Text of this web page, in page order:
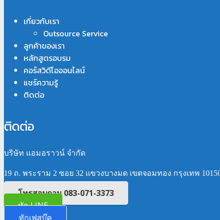
เกี่ยวกับเรา
Outsource Service
ลูกค้าของเรา
หลักสูตรอบรม
คอร์สวิดีโอออนไลน์
แชร์ความรู้
ติดต่อ
ติดต่อ
บริษัท แอมอราวน์ จำกัด
19 ถ. พระราม 2 ซอย 32 แขวงบางมด เขตจอมทอง กรุงเทพ
โทรสอบถาม 083-071-3373
ทัก LINE
ทักเฟสบุ๊ค